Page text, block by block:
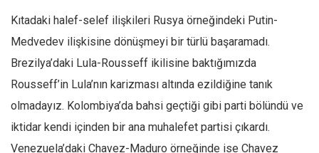
Kıtadaki halef-selef ilişkileri Rusya örneğindeki Putin-
Medvedev ilişkisine dönüşmeyi bir türlü başaramadı.
Brezilya’daki Lula-Rousseff ikilisine baktığımızda
Rousseff’in Lula’nın karizması altında ezildiğine tanık
olmadayız. Kolombiya’da bahsi geçtiği gibi parti bölündü ve
iktidar kendi içinden bir ana muhalefet partisi çıkardı.
Venezuela’daki Chavez-Maduro örneğinde ise Chavez